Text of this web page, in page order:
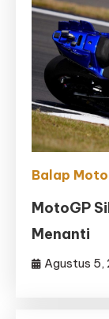
Balap
MotoGP
Menanti
Agustus 5,